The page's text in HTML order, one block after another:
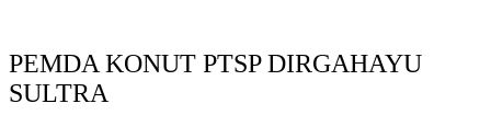
PEMDA KONUT PTSP DIRGAHAYU
SULTRA